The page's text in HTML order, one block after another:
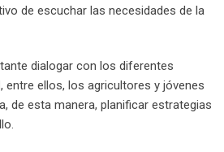
de escuchar las necesidades de la
dialogar con los diferentes
entre ellos, los agricultores y jóvenes
de esta manera, planificar estrategias